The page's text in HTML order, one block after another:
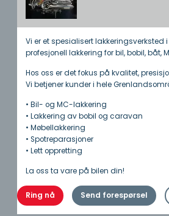
Vi er et spesialisert lakkeringsverksted
profesjonell lakkering for bil, bobil, båt,
Hos oss er det fokus på kvalitet,
Vi betjener kunder i hele
• Bil- og MC-lakkering
• Lakkering av bobil og caravan
• Møbellakkering
• Spotreparasjoner
• Lett oppretting
La oss ta vare på bilen din!
Ring nå Send forespørsel